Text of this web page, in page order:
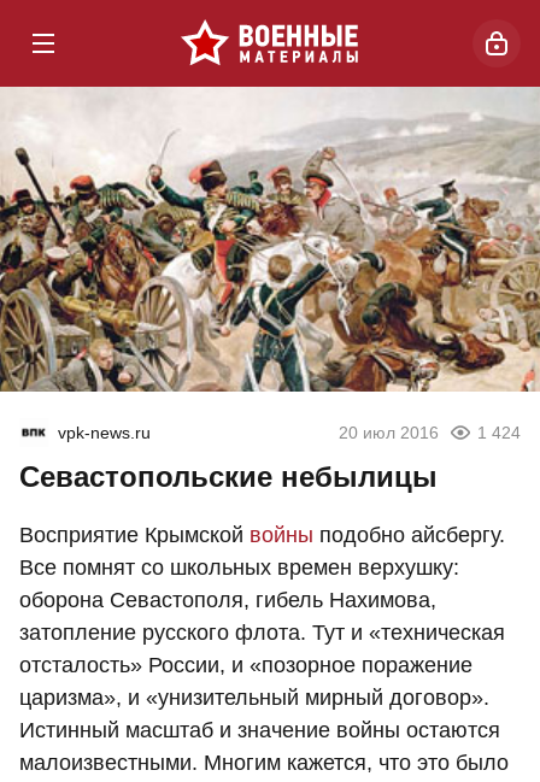
vpk-news.ru 20 июл 2016 1 424
Севастопольские небылицы
Восприятие Крымской войны подобно айсбергу.
Все помнят со школьных времен верхушку:
оборона Севастополя, гибель Нахимова,
затопление русского флота. Тут и «техническая
отсталость» России, и «позорное поражение
царизма», и «унизительный мирный договор».
Истинный масштаб и значение войны остаются
малоизвестными. Многим кажется, что это было